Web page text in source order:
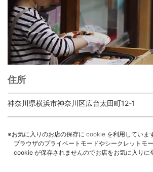
住所
神奈川県横浜市神奈川区広台太田町12-1
※お気に入りのお店の保存に cookie を利用していま
ブラウザのプライベートモードやシークレットモ
cookie が保存されませんのでお店をお気に入りに